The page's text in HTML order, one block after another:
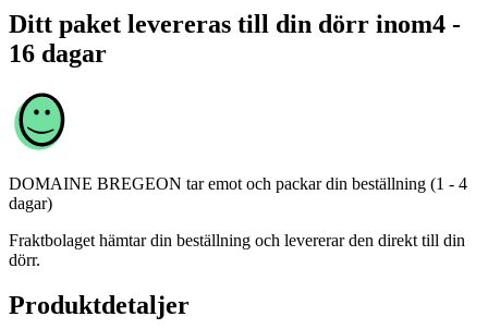
Ditt paket levereras till din dörr inom4 -
16 dagar
DOMAINE BREGEON tar emot och packar din beställning (1 - 4
dagar)
Fraktbolaget hämtar din beställning och levererar den direkt till din
dörr.
Produktdetaljer